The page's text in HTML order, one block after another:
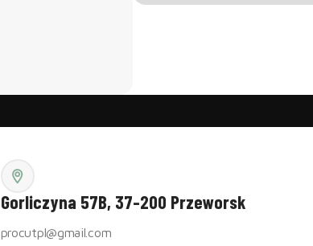
Gorliczyna 57B, 37-200 Przeworsk
procutpl@gmail.com